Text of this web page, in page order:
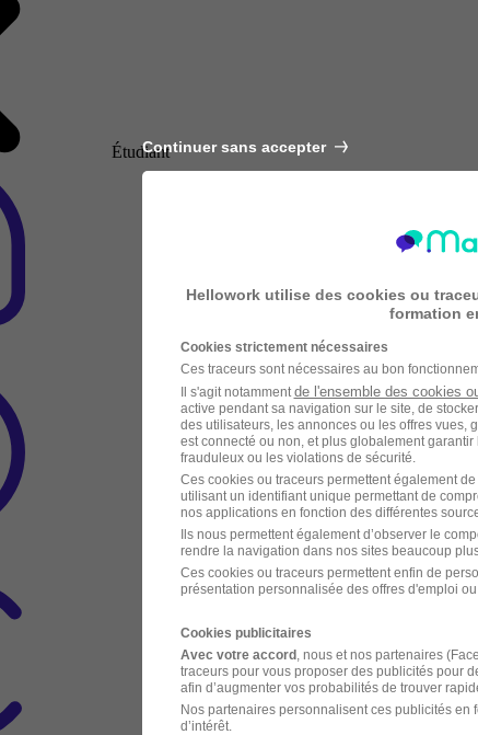
ÉtudiantContinuer sans accepter
Hellowork utilise des cookies ou
formation
Cookies strictement nécessaires
Ces traceurs sont nécessaires au bon
Il s'agit notamment de l'ensemble des cookies
active pendant sa navigation sur le site, de
des utilisateurs, les annonces ou les offres vues,
est connecté ou non, et plus globalement
frauduleux ou les violations de sécurité.
Ces cookies ou traceurs permettent également
utilisant un identifiant unique permettant de
nos applications en fonction des différentes
Ils nous permettent également d’observer le
rendre la navigation dans nos sites beaucoup
Ces cookies ou traceurs permettent enfin de
présentation personnalisée des offres d'emploi
Cookies publicitaires
Avec votre accord, nous et nos partenaires
traceurs pour vous proposer des publicités pour
afin d’augmenter vos probabilités de trouver
Nos partenaires personnalisent ces publicités en
d’intérêt.